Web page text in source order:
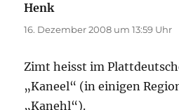
Henksagt:
16. Dezember 2008 um 13:59 Uhr
Zimt heisst im
„Kaneel“ (in einigen
„Kanehl“).